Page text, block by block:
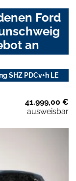
Ford
an
SHZ PDCv+h LE
41.999,00 €
ausweisbar